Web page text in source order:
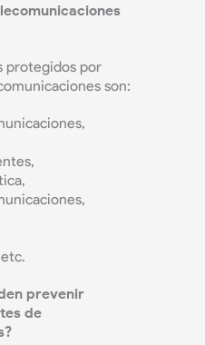
protegidos por
son:
prevenir
de